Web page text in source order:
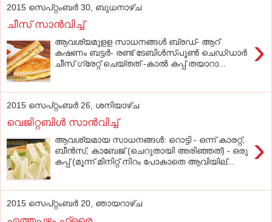
2015 സെപ്റ്റംബർ 30, ബുധനാഴ്‌ച
ചീസ്‌ സാന്‍വിച്ച്‌
›
ആവശ്യമുളള സാധനങ്ങള്‍ ബ്രഡ്‌- ആറ്‌
കഷണം ബട്ടര്‍- രണ്ട്‌ ടേബിള്‍സ്‌പൂണ്‍ ചെഡ്‌ഡാര്‍
ചീസ്‌ ഗ്രേറ്റ്‌ ചെയ്‌തത്‌ -കാല്‍ കപ്പ്‌ തയാറാ...
2015 സെപ്റ്റംബർ 26, ശനിയാഴ്‌ച
വെജിറ്റബിള്‍ സാന്‍വിച്ച്
›
ആവശ്യമായ സാധനങ്ങള്‍: റൊട്ടി - ഒന്ന് കാരറ്റ്,
ബീന്‍സ്, കാബേജ് (ചെറുതായി അരിഞ്ഞത്) - ഒരു
കപ്പ് (മൂന്ന് മിനിറ്റ് നിറം പോകാതെ ആവിയില്...
2015 സെപ്റ്റംബർ 20, ഞായറാഴ്‌ച